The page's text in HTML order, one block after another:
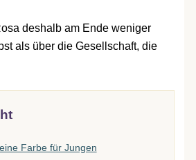
deshalb am Ende weniger
als über die Gesellschaft, die
Farbe für Jungen